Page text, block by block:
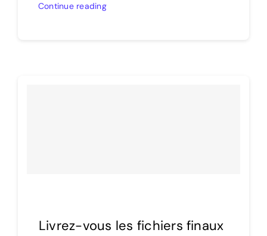
Continue reading
Livrez-vous les fichiers finaux